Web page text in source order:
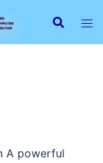
A powerful